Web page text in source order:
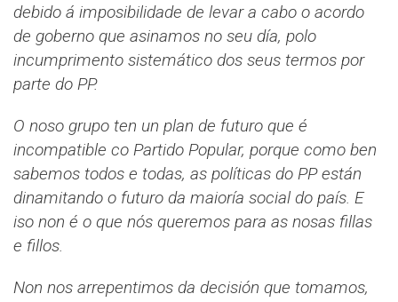
debido á imposibilidade de levar a cabo o acordo
de goberno que asinamos no seu día, polo
incumprimento sistemático dos seus termos por
parte do PP.
O noso grupo ten un plan de futuro que é
incompatible co Partido Popular, porque como ben
sabemos todos e todas, as políticas do PP están
dinamitando o futuro da maioría social do país. E
iso non é o que nós queremos para as nosas fillas
e fillos.
Non nos arrepentimos da decisión que tomamos,